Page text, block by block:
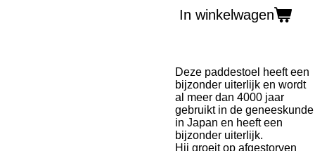
In winkelwagen
Deze paddestoel heeft een
bijzonder uiterlijk en wordt
al meer dan 4000 jaar
gebruikt in de geneeskunde
in Japan en heeft een
bijzonder uiterlijk.
Hij groeit op afgestorven